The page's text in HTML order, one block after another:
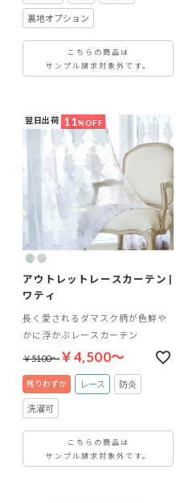
裏地オプション
こちらの商品は
サンプル請求対象外です。
翌日出荷 11%OFF
アウトレットレースカーテン |
ワティ
長く愛されるダマスク柄が色鮮や
かに浮かぶレースカーテン
￥5100～￥4,500～
レース 防炎
洗濯可
こちらの商品は
サンプル請求対象外です。